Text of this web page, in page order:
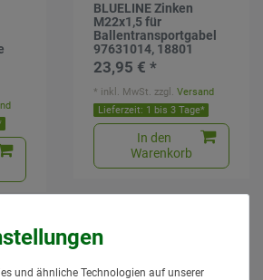
BLUELINE Zinken
M22x1,5 für
Ballentransportgabel
97631014, 18801
23,95 € *
Lieferzeit: 1 bis 3 Tage*
In den
Warenkorb
* inkl. MwSt. zzgl.Versand
und ähnliche Technologien auf unserer